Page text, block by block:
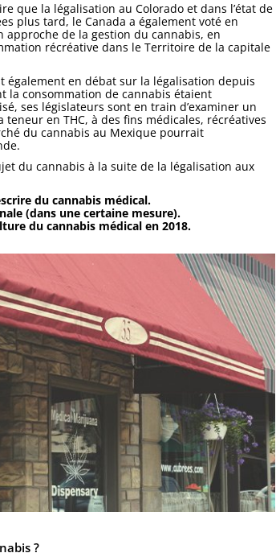
que la légalisation au Colorado et dans l’état de
plus tard, le Canada a également voté en
approche de la gestion du cannabis, en
récréative dans le Territoire de la capitale
également en débat sur la légalisation depuis
la consommation de cannabis étaient
ses législateurs sont en train d’examiner un
en THC, à des fins médicales, récréatives
du cannabis au Mexique pourrait
du cannabis à la suite de la légalisation aux
du cannabis médical.
(dans une certaine mesure).
du cannabis médical en 2018.
?